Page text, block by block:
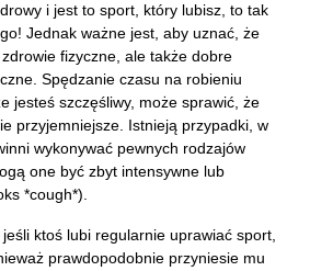
i jest to sport, który lubisz, to tak
Jednak ważne jest, aby uznać, że
fizyczne, ale także dobre
Spędzanie czasu na robieniu
jesteś szczęśliwy, może sprawić, że
przyjemniejsze. Istnieją przypadki, w
wykonywać pewnych rodzajów
one być zbyt intensywne lub
*cough*).
ktoś lubi regularnie uprawiać sport,
prawdopodobnie przyniesie mu